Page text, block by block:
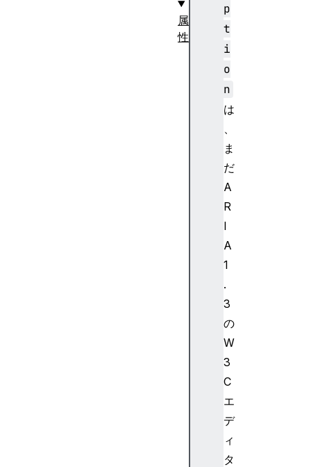
p
t
i
o
n
は
ま
だ
A
R
I
A
1
.
3
の
W
3
C
エ
デ
ィ
タ
属
性